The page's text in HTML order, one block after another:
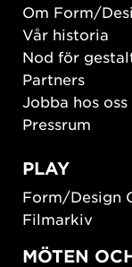
Om Form/
Vår historia
Nod för
Partners
Jobba hos oss
Pressrum
PLAY
Form/Design
Filmarkiv
MÖTEN